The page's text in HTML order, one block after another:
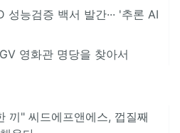
능검증 백서 발간··· '추론 AI
영화관 명당을 찾아서
끼" 씨드에프앤에스, 껍질째